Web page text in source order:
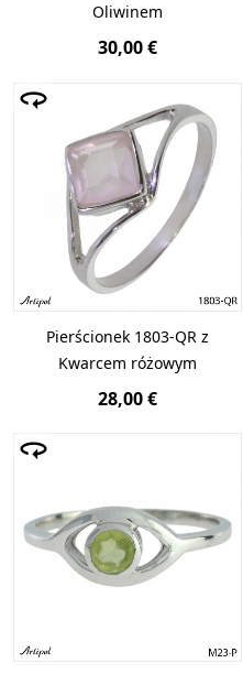
Oliwinem
30,00 €
Pierścionek 1803-QR z
Kwarcem różowym
28,00 €